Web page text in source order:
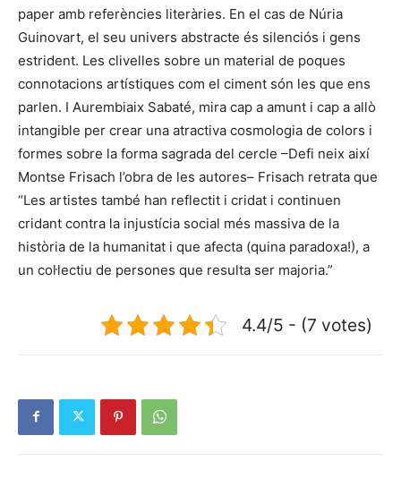
paper amb referències literàries. En el cas de Núria
Guinovart, el seu univers abstracte és silenciós i gens
estrident. Les clivelles sobre un material de poques
connotacions artístiques com el ciment són les que ens
parlen. I Aurembiaix Sabaté, mira cap a amunt i cap a allò
intangible per crear una atractiva cosmologia de colors i
formes sobre la forma sagrada del cercle –Defi neix així
Montse Frisach l’obra de les autores– Frisach retrata que
“Les artistes també han reflectit i cridat i continuen
cridant contra la injustícia social més massiva de la
història de la humanitat i que afecta (quina paradoxa!), a
un col·lectiu de persones que resulta ser majoria.”
4.4/5 - (7 votes)